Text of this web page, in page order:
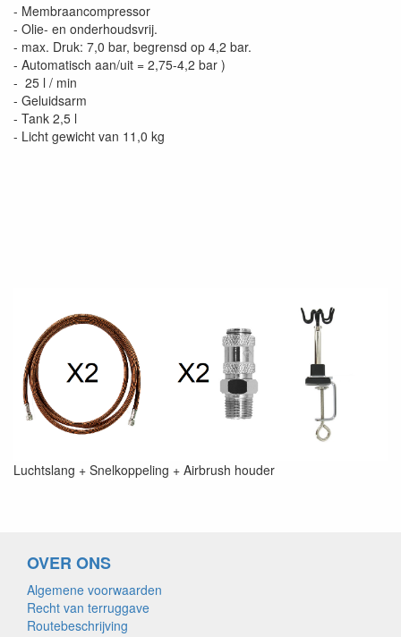
- Membraancompressor
- Olie- en onderhoudsvrij.
- max. Druk: 7,0 bar, begrensd op 4,2 bar.
- Automatisch aan/uit = 2,75-4,2 bar )
- 25 l / min
- Geluidsarm
- Tank 2,5 l
- Licht gewicht van 11,0 kg
Luchtslang + Snelkoppeling + Airbrush houder
OVER ONS
Algemene voorwaarden
Recht van terruggave
Routebeschrijving